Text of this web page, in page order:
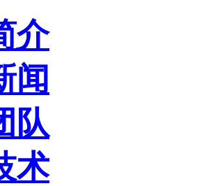
介
闻
队
术